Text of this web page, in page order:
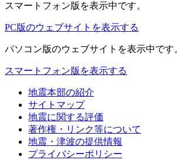
スマートフォン版 を表示中です。
PC版のウェブサイトを表示する
パソコン版のウェブサイトを表示中です
スマートフォン版を表示する
地震本部の紹介
サイトマップ
地震に関する評価
著作権・リンク等について
地震・津波の提供情報
プライバシーポリシー